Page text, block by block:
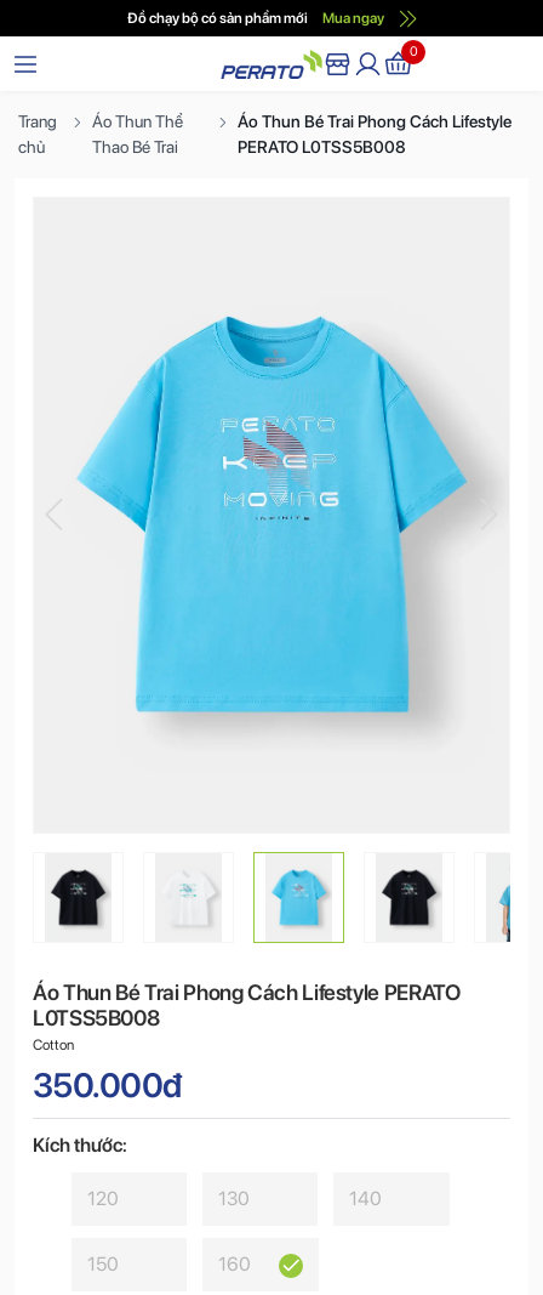
Đồ chạy bộ có sản phẩm mới Mua ngay
0
Trang
chủ
Áo Thun Thể
Thao Bé Trai
Áo Thun Bé Trai Phong Cách Lifestyle
PERATO L0TSS5B008
Áo Thun Bé Trai Phong Cách Lifestyle PERATO
L0TSS5B008
Cotton
350.000đ
Kích thước:
120 130 140
150 160